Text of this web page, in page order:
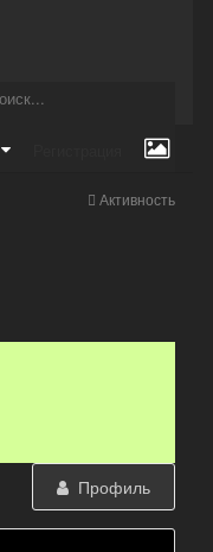
Активность
Профиль